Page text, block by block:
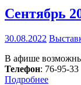
Сентябрь
30.08.2022
В афише
Телефон: 76-95-33
Подробнее